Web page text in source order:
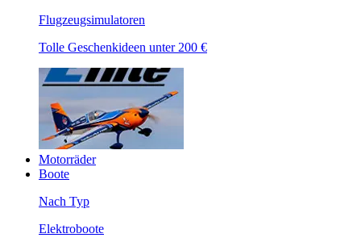
Flugzeugsimulatoren
Tolle Geschenkideen unter 200 €
Motorräder
Boote
Nach Typ
Elektroboote